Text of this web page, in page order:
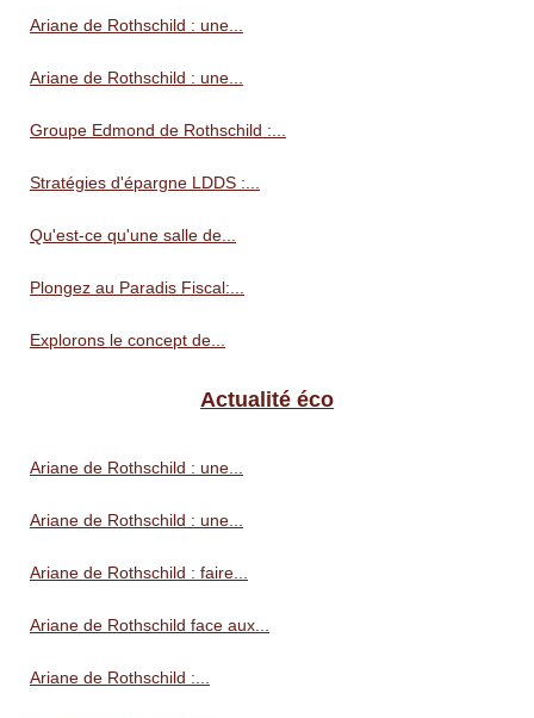
Ariane de Rothschild : une...
Ariane de Rothschild : une...
Groupe Edmond de Rothschild :...
Stratégies d'épargne LDDS :...
Qu'est-ce qu'une salle de...
Plongez au Paradis Fiscal:...
Explorons le concept de...
Actualité éco
Ariane de Rothschild : une...
Ariane de Rothschild : une...
Ariane de Rothschild : faire...
Ariane de Rothschild face aux...
Ariane de Rothschild :...